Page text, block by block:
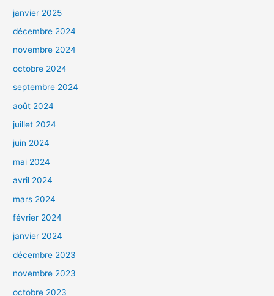
janvier 2025
décembre 2024
novembre 2024
octobre 2024
septembre 2024
août 2024
juillet 2024
juin 2024
mai 2024
avril 2024
mars 2024
février 2024
janvier 2024
décembre 2023
novembre 2023
octobre 2023